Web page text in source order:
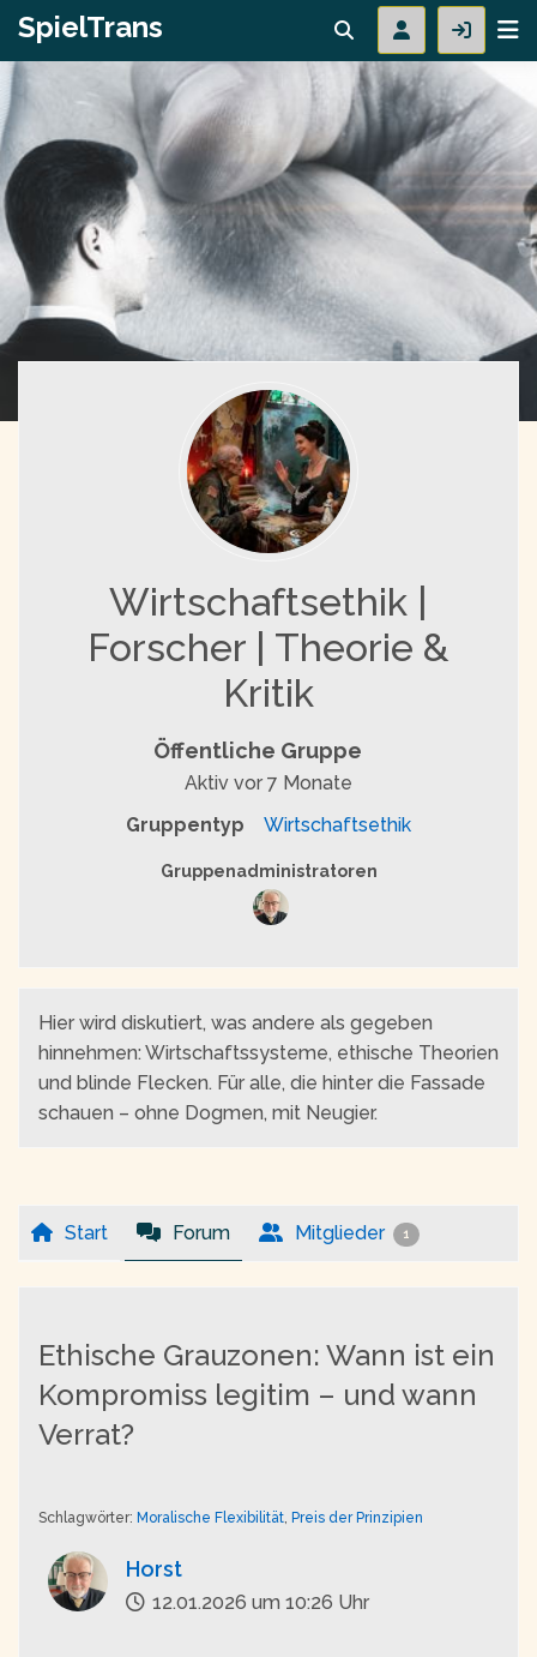
SpielTrans
Wirtschaftsethik |
Forscher | Theorie &
Kritik
Öffentliche Gruppe
Aktiv vor 7 Monate
Gruppentyp
Wirtschaftsethik
Gruppenführung
Gruppenadministratoren
Hier wird diskutiert, was andere als gegeben
hinnehmen: Wirtschaftssysteme, ethische Theorien
und blinde Flecken. Für alle, die hinter die Fassade
schauen – ohne Dogmen, mit Neugier.
Start Forum Mitglieder 1
Ethische Grauzonen: Wann ist ein
Kompromiss legitim – und wann
Verrat?
Schlagwörter: Moralische Flexibilität, Preis der Prinzipien
Horst
12.01.2026 um 10:26 Uhr